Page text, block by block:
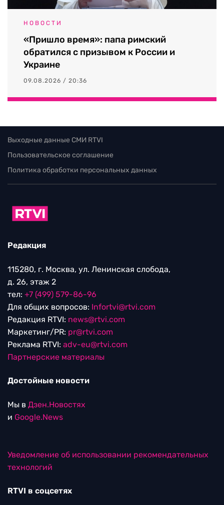
НОВОСТИ
«Пришло время»: папа римский
обратился с призывом к России и
Украине
09.08.2026 / 20:36
Выходные данные СМИ RTVI
Пользовательское соглашение
Политика обработки персональных данных
Редакция
115280, г. Москва, ул. Ленинская слобода,
д. 26, этаж 2
тел: +7 (499) 579-86-96
Для общих вопросов: Infortvi@rtvi.com
Редакция RTVI: news@rtvi.com
Маркетинг/PR: pr@rtvi.com
Реклама RTVI: adv-eu@rtvi.com
Партнерские материалы
Достойные новости
Мы в Дзен.Новостях
и Google.News
Уведомление об использовании рекомендательных
технологий
RTVI в соцсетях